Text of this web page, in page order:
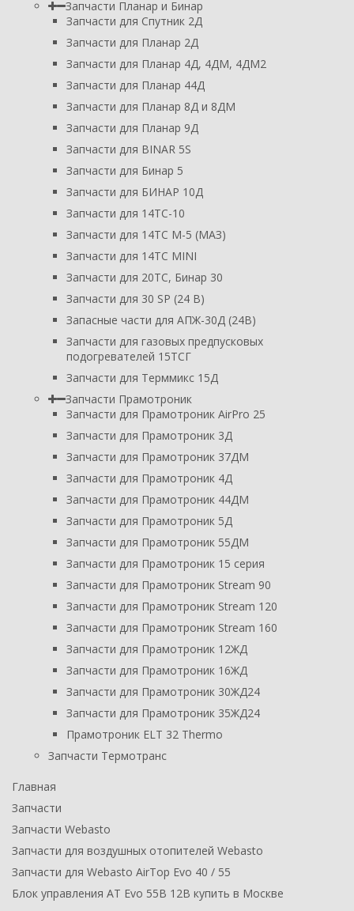
Запчасти Планар и Бинар
Запчасти для Спутник 2Д
Запчасти для Планар 2Д
Запчасти для Планар 4Д, 4ДМ, 4ДМ2
Запчасти для Планар 44Д
Запчасти для Планар 8Д и 8ДМ
Запчасти для Планар 9Д
Запчасти для BINAR 5S
Запчасти для Бинар 5
Запчасти для БИНАР 10Д
Запчасти для 14ТС-10
Запчасти для 14ТС М-5 (МАЗ)
Запчасти для 14ТС MINI
Запчасти для 20ТС, Бинар 30
Запчасти для 30 SP (24 В)
Запасные части для АПЖ-30Д (24В)
Запчасти для газовых предпусковых
подогревателей 15ТСГ
Запчасти для Терммикс 15Д
Запчасти Прамотроник
Запчасти для Прамотроник AirPro 25
Запчасти для Прамотроник 3Д
Запчасти для Прамотроник 37ДМ
Запчасти для Прамотроник 4Д
Запчасти для Прамотроник 44ДМ
Запчасти для Прамотроник 5Д
Запчасти для Прамотроник 55ДМ
Запчасти для Прамотроник 15 серия
Запчасти для Прамотроник Stream 90
Запчасти для Прамотроник Stream 120
Запчасти для Прамотроник Stream 160
Запчасти для Прамотроник 12ЖД
Запчасти для Прамотроник 16ЖД
Запчасти для Прамотроник 30ЖД24
Запчасти для Прамотроник 35ЖД24
Прамотроник ELT 32 Thermo
Запчасти Термотранс
Главная
Запчасти
Запчасти Webasto
Запчасти для воздушных отопителей Webasto
Запчасти для Webasto AirTop Evo 40 / 55
Блок управления AT Evo 55B 12В купить в Москве